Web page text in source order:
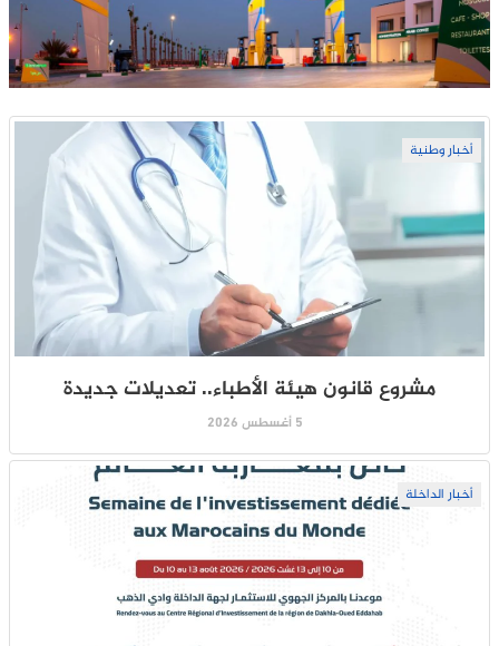
أخبار وطنية
مشروع قانون هيئة الأطباء.. تعديلات جديدة
5 أغسطس 2026
أخبار الداخلة